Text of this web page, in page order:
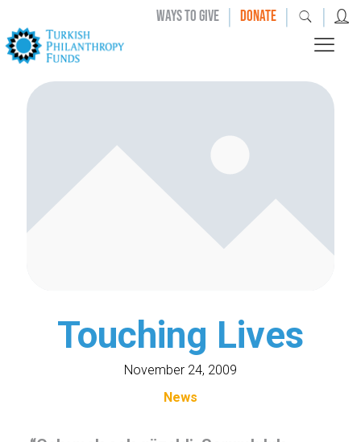
WAYS TO GIVE | DONATE | |
Touching Lives
November 24, 2009
News